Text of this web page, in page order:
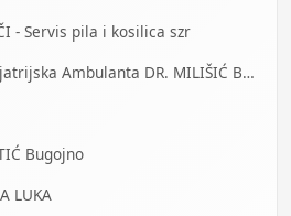
- Servis pila i kosilica szr
Z.U. Specijalistička Pedijatrijska Ambulanta DR. MILIŠIĆ Banja Luka
Bugojno
LUKA